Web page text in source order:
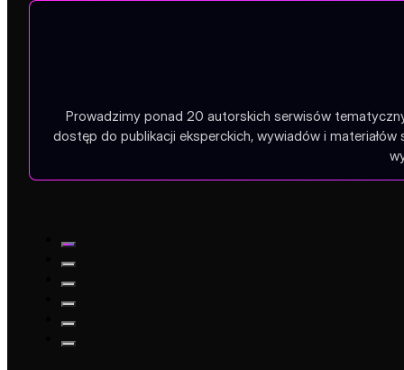
Prowadzimy ponad 20 autorskich serwisów
dostęp do publikacji eksperckich, wywiadów i